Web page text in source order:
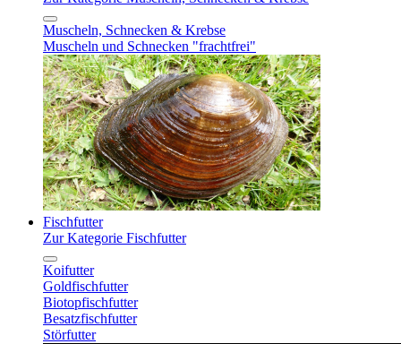
Muscheln, Schnecken & Krebse
Muscheln und Schnecken "frachtfrei"
Fischfutter
Zur Kategorie Fischfutter
Koifutter
Goldfischfutter
Biotopfischfutter
Besatzfischfutter
Störfutter